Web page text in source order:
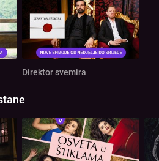
Direktor svemira